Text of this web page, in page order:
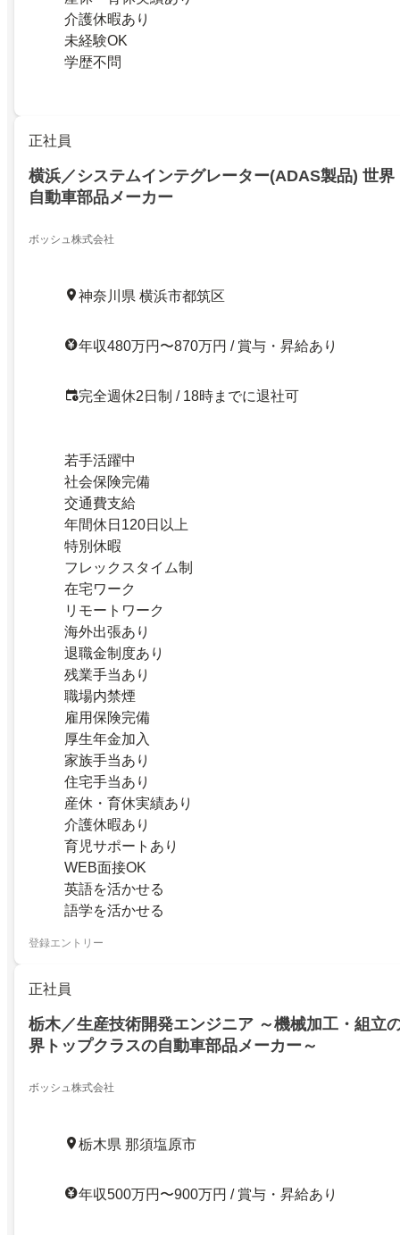
介護休暇あり
未経験OK
学歴不問
正社員
横浜／システムインテグレーター(ADAS製品) 世界
自動車部品メーカー
ボッシュ株式会社
神奈川県 横浜市都筑区
年収480万円〜870万円 / 賞与・昇給あり
完全週休2日制 / 18時までに退社可
若手活躍中
社会保険完備
交通費支給
年間休日120日以上
特別休暇
フレックスタイム制
在宅ワーク
リモートワーク
海外出張あり
退職金制度あり
残業手当あり
職場内禁煙
雇用保険完備
厚生年金加入
家族手当あり
住宅手当あり
産休・育休実績あり
介護休暇あり
育児サポートあり
WEB面接OK
英語を活かせる
語学を活かせる
登録エントリー
正社員
栃木／生産技術開発エンジニア ～機械加工・組立
界トップクラスの自動車部品メーカー～
ボッシュ株式会社
栃木県 那須塩原市
年収500万円〜900万円 / 賞与・昇給あり